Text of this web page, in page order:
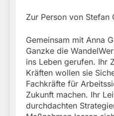
Zur Person von Stefan
Gemeinsam mit Anna
Ganzke die
ins Leben gerufen. Ihr
Kräften wollen sie
Fachkräfte für
Zukunft machen. Ihr
durchdachten